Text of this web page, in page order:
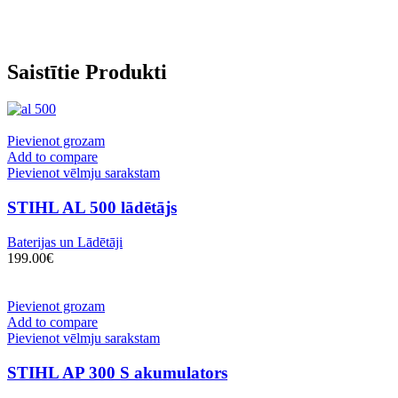
Saistītie Produkti
Pievienot grozam
Add to compare
Pievienot vēlmju sarakstam
STIHL AL 500 lādētājs
Baterijas un Lādētāji
199.00€
Pievienot grozam
Add to compare
Pievienot vēlmju sarakstam
STIHL AP 300 S akumulators